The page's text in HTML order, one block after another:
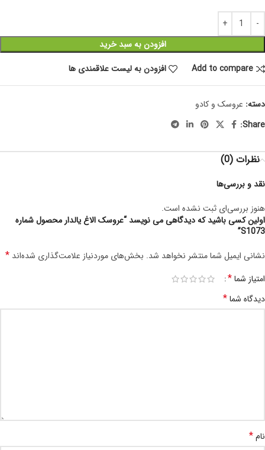
افزودن به سبد خرید
Add to compare
افزودن به لیست علاقمندی ها
دسته: عروسک و کادو
Share:
نظرات (0)
نقد و بررسی‌ها
هنوز بررسی‌ای ثبت نشده است.
اولین کسی باشید که دیدگاهی می نویسد “عروسک الاغ یالدار محصول شماره
S1073”
نشانی ایمیل شما منتشر نخواهد شد. بخش‌های موردنیاز علامت‌گذاری شده‌اند *
امتیاز شما*
دیدگاه شما*
نام*